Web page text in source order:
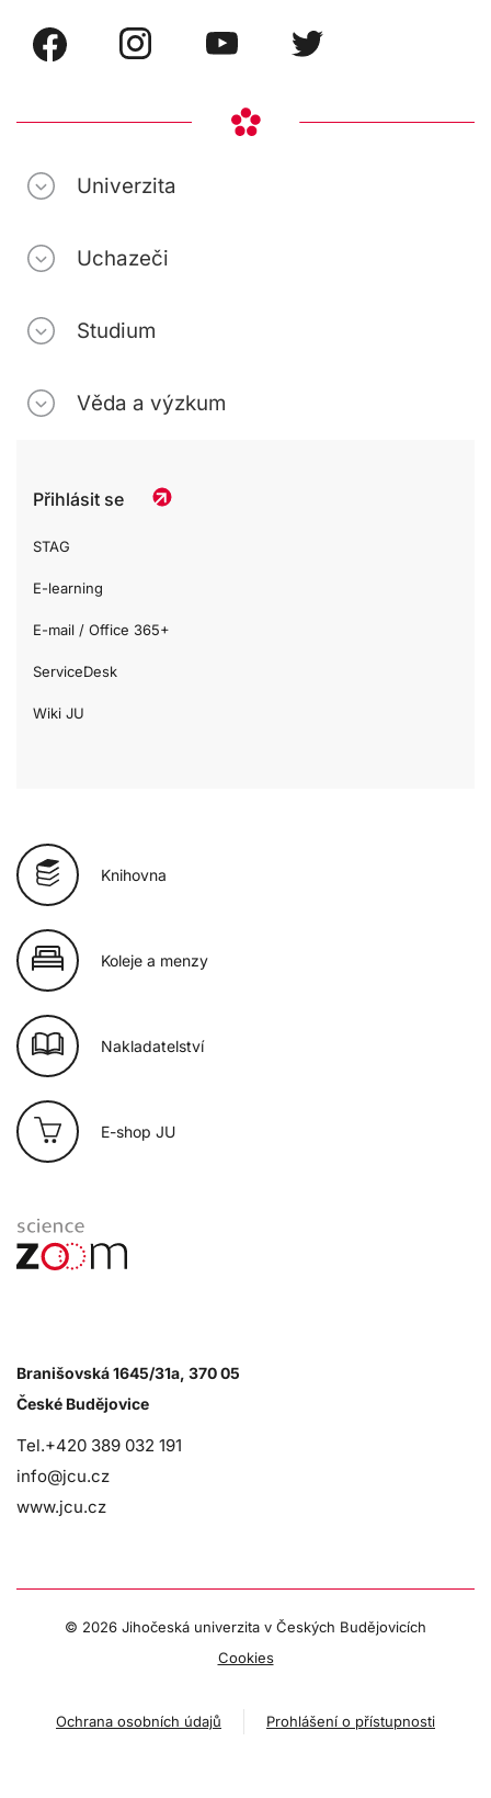
Univerzita
Uchazeči
Studium
Věda a výzkum
Přihlásit se
STAG
E-learning
E-mail / Office 365+
ServiceDesk
Wiki JU
Knihovna
Koleje a menzy
Nakladatelství
E-shop JU
Branišovská 1645/31a, 370 05
České Budějovice
Tel.+420 389 032 191
info@jcu.cz
www.jcu.cz
© 2026 Jihočeská univerzita v Českých Budějovicích
Cookies
Ochrana osobních údajů Prohlášení o přístupnosti